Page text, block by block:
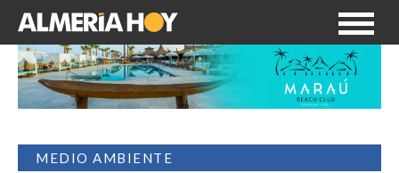
MEDIO AMBIENTE